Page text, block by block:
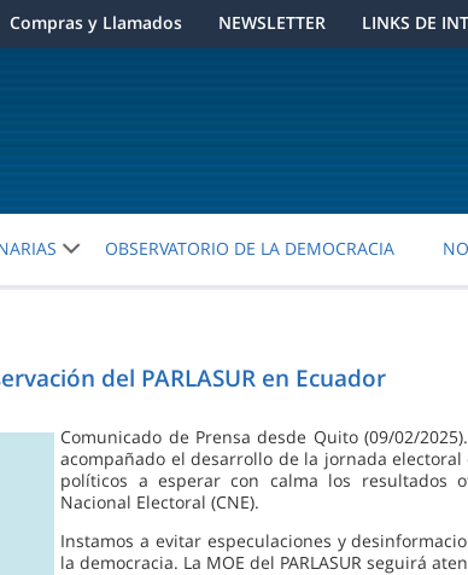
Compras y Llamados NEWSLETTER LINKS DE
OBSERVATORIO DE LA DEMOCRACIA
del PARLASUR en Ecuador
Comunicado de Prensa desde Quito (09/02/
acompañado el desarrollo de la jornada
políticos a esperar con calma los resultados
Nacional Electoral (CNE).
Instamos a evitar especulaciones y
la democracia. La MOE del PARLASUR seguirá